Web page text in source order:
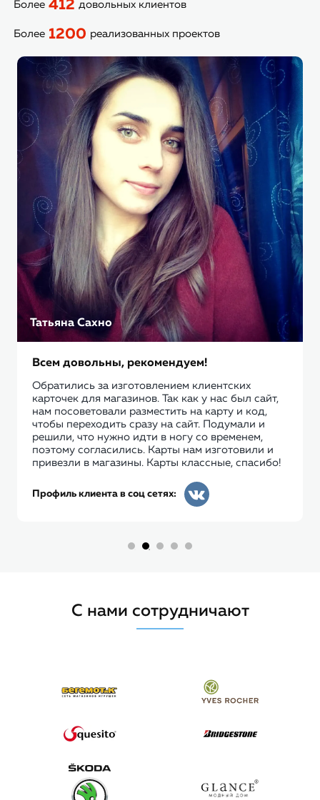
Татьяна Сахно
Всем довольны, рекомендуем!
Обратились за изготовлением клиентских
карточек для магазинов. Так как у нас был сайт,
нам посоветовали разместить на карту и код,
чтобы переходить сразу на сайт. Подумали и
решили, что нужно идти в ногу со временем,
поэтому согласились. Карты нам изготовили и
привезли в магазины. Карты классные, спасибо!
Профиль клиента в соц сетях:
Более 412 довольных клиентов
Более 1200 реализованных проектов
С нами сотрудничают